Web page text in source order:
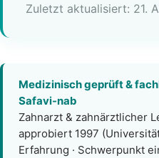
Zuletzt aktualisiert: 21.
Medizinisch geprüft &
Safavi-nab
Zahnarzt & zahnärztlicher
approbiert 1997
Erfahrung · Schwerpunkt